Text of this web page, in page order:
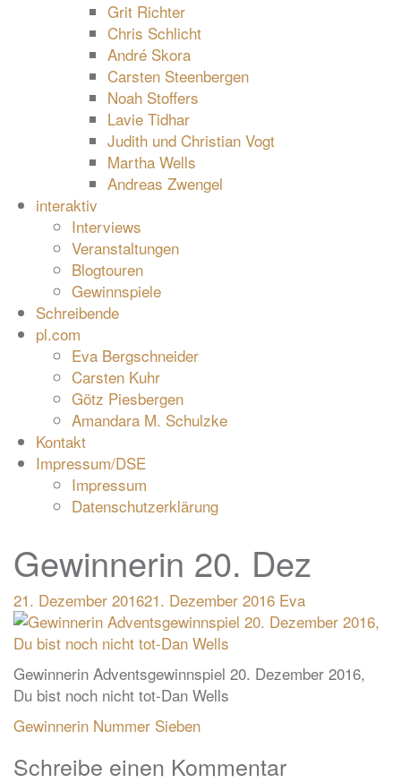
Grit Richter
Chris Schlicht
André Skora
Carsten Steenbergen
Noah Stoffers
Lavie Tidhar
Judith und Christian Vogt
Martha Wells
Andreas Zwengel
interaktiv
Interviews
Veranstaltungen
Blogtouren
Gewinnspiele
Schreibende
pl.com
Eva Bergschneider
Carsten Kuhr
Götz Piesbergen
Amandara M. Schulzke
Kontakt
Impressum/DSE
Impressum
Datenschutzerklärung
Gewinnerin 20. Dez
21. Dezember 201621. Dezember 2016 Eva
Gewinnerin Adventsgewinnspiel 20. Dezember 2016,
Du bist noch nicht tot-Dan Wells
Beitragsnavigation
Gewinnerin Nummer Sieben
Schreibe einen Kommentar